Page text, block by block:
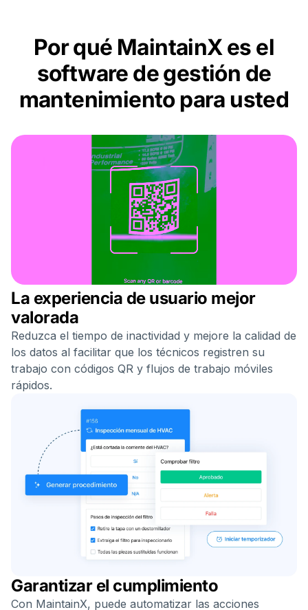
Por qué MaintainX es el
software de gestión de
mantenimiento para usted
La experiencia de usuario mejor
valorada
Reduzca el tiempo de inactividad y mejore la calidad de
los datos al facilitar que los técnicos registren su
trabajo con códigos QR y flujos de trabajo móviles
rápidos.
Garantizar el cumplimiento
Con MaintainX, puede automatizar las acciones